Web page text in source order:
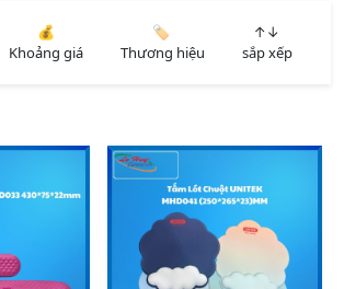
💰
Khoảng giá
🏷️
Thương hiệu
↑↓
sắp xếp